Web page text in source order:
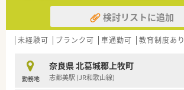
検討リストに追加
未経験可 ブランク可 車通勤可 教育制度あり
勤務地
奈良県 北葛城郡上牧町
志都美駅 (JR和歌山線)